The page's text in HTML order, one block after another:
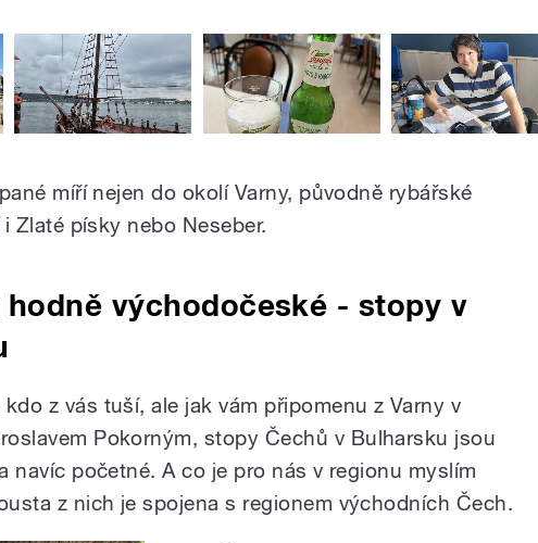
míří nejen do okolí Varny, původně rybářské
Zlaté písky nebo Neseber.
hodně východočeské - stopy v
z vás tuší, ale jak vám připomenu z Varny v
Pokorným, stopy Čechů v Bulharsku jsou
navíc početné. A co je pro nás v regionu myslím
z nich je spojena s regionem východních Čech.